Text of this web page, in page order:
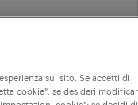
sul sito. Se accetti di
cookie"; se desideri